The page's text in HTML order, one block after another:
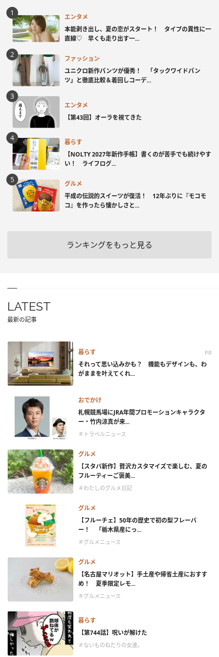
エンタメ
本能剥き出し、夏の恋がスタート！ タイプの異性に一
直線♡ 早くも走り出す一...
ファッション
ユニクロ新作パンツが優秀！ 「タックワイドパン
ツ」と徹底比較＆着回しコーデ...
エンタメ
【第43回】オーラを視てきた
暮らす
【NOLTY 2027年新作手帳】書くのが苦手でも続けやす
い！ ライフログ...
グルメ
平成の伝説的スイーツが復活！ 12年ぶりに『モコモ
コ』を作ったら懐かしさと...
ランキングをもっと見る
LATEST
最新の記事
暮らす PR
それって思い込みかも？ 機能もデザインも、わ
がままを叶えてくれ...
おでかけ
札幌競馬場にJRA年間プロモーションキャラクタ
ー・竹内涼真が来...
＃トラベルニュース
グルメ
【スタバ新作】贅沢カスタマイズで楽しむ、夏の
フルーティーご褒美...
＃わたしのグルメ日記
グルメ
【フルーチェ】50年の歴史で初の梨フレーバ
ー！ 「栃木県産にっ...
＃グルメニュース
グルメ
【名古屋マリオット】手土産や帰省土産におすす
め！ 夏季限定レモ...
＃グルメニュース
暮らす
【第744話】呪いが解けた
＃ないものねだりの女達。